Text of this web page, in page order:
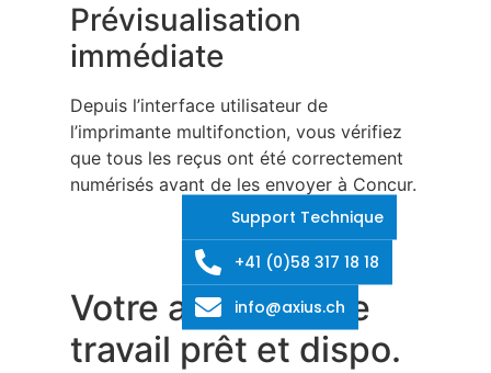
Prévisualisation
immédiate
Depuis l’interface utilisateur de
l’imprimante multifonction, vous vérifiez
que tous les reçus ont été correctement
numérisés avant de les envoyer à Concur.
Votre assistant de
travail prêt et dispo.
Support Technique
+41 (0)58 317 18 18
info@axius.ch